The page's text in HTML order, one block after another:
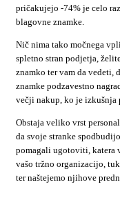
pričakujejo -74% je celo
blagovne znamke.
Nič nima tako močnega
spletno stran podjetja,
znamko ter vam da vedeti,
znamke podzavestno
večji nakup, ko je izkušnja
Obstaja veliko vrst
da svoje stranke
pomagali ugotoviti, katera
vašo tržno organizacijo,
ter naštejemo njihove